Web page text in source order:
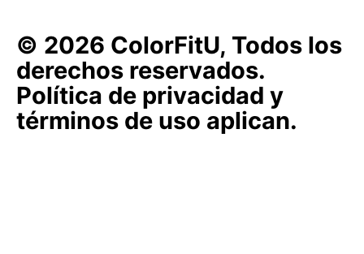
© 2026 ColorFitU, Todos los
derechos reservados.
Política de privacidad y
términos de uso aplican.